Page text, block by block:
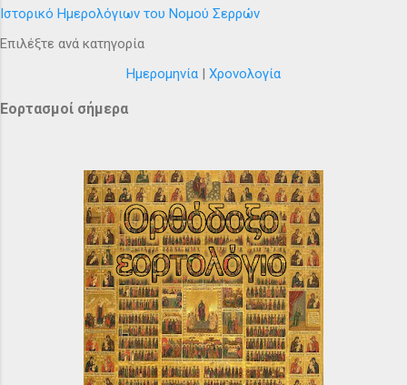
Ιστορικό Ημερολόγιων του Νομού Σερρών
Επιλέξτε ανά κατηγορία
Ημερομηνία | Χρονολογία
Εορτασμοί σήμερα